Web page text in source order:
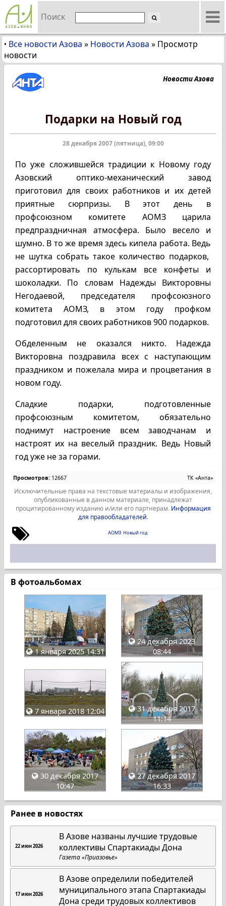
Поиск
• Все новости Азова » Новости Азова » Просмотр
новости
Новости Азова
Подарки на Новый год
28 декабря 2007 (пятница), 09:00
По уже сложившейся традиции к Новому году
Азовский оптико-механический завод
приготовил для своих работников и их детей
приятные сюрпризы. В этот день в
профсоюзном комитете АОМЗ царила
предпраздничная атмосфера. Было весело и
шумно. В то же время здесь кипела работа. Ведь
не шутка собрать такое количество подарков,
рассортировать по кулькам все конфеты и
шоколадки. По словам Надежды Викторовны
Негодаевой, председателя профсоюзного
комитета АОМЗ, в этом году профком
подготовил для своих работников 900 подарков.
Обделенным не оказался никто. Надежда
Викторовна поздравила всех с наступающим
праздником и пожелала мира и процветания в
новом году.
Сладкие подарки, подготовленные
профсоюзным комитетом, обязательно
поднимут настроение всем заводчанам и
настроят их на веселый праздник. Ведь Новый
год уже не за горами.
Просмотров: 12667 ТК «Анта»
Исключительные права на текстовые материалы и изображения,
опубликованные в данном материале, принадлежат
процитированному изданию и/или его партнерам. Информация
для правообладателей.
АОМЗ Новый год
В фотоальбомах
1 января 2025 14:31
24 декабря 2023
08:44
7 января 2018 12:04
31 декабря 2017
11:14
30 декабря 2017
10:47
27 декабря 2017
16:33
Ранее в новостях
22 июн 2026
В Азове названы лучшие трудовые
коллективы Спартакиады Дона
Газета «Приазовье»
17 июн 2026
В Азове определили победителей
муниципального этапа Спартакиады
Дона среди трудовых коллективов